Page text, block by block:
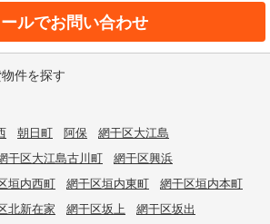
ルでお問い合わせ
件を探す
朝日町 阿保
網干区大江島
干区大江島古川町
網干区興浜
垣内西町 網干区垣内東町
網干区垣内本町
北新在家 網干区坂上
網干区坂出